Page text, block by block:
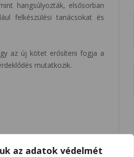
az adatok védelmét
hangsúlyozták, elsősorban
felkészülési tanácsokat és
az új kötet erősíteni fogja a
mutatkozik.